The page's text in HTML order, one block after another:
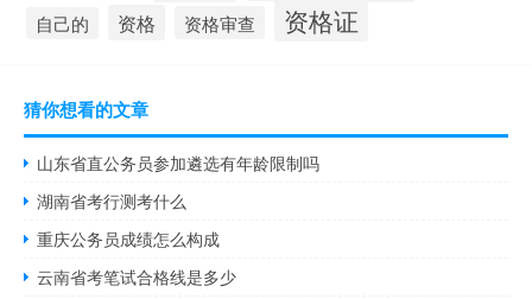
自己的 资格 资格审查 资格证
猜你想看的文章
山东省直公务员参加遴选有年龄限制吗
湖南省考行测考什么
重庆公务员成绩怎么构成
云南省考笔试合格线是多少